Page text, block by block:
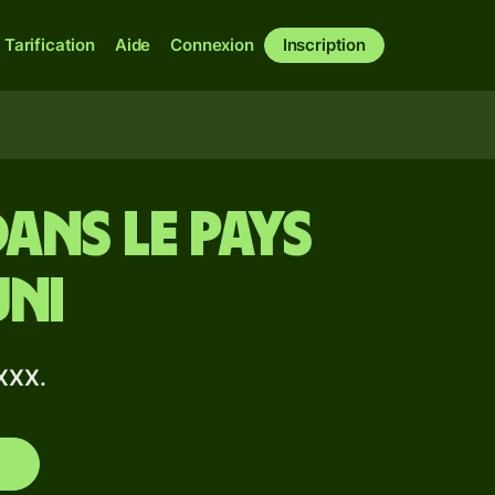
Tarification Aide Connexion Inscription
le pays